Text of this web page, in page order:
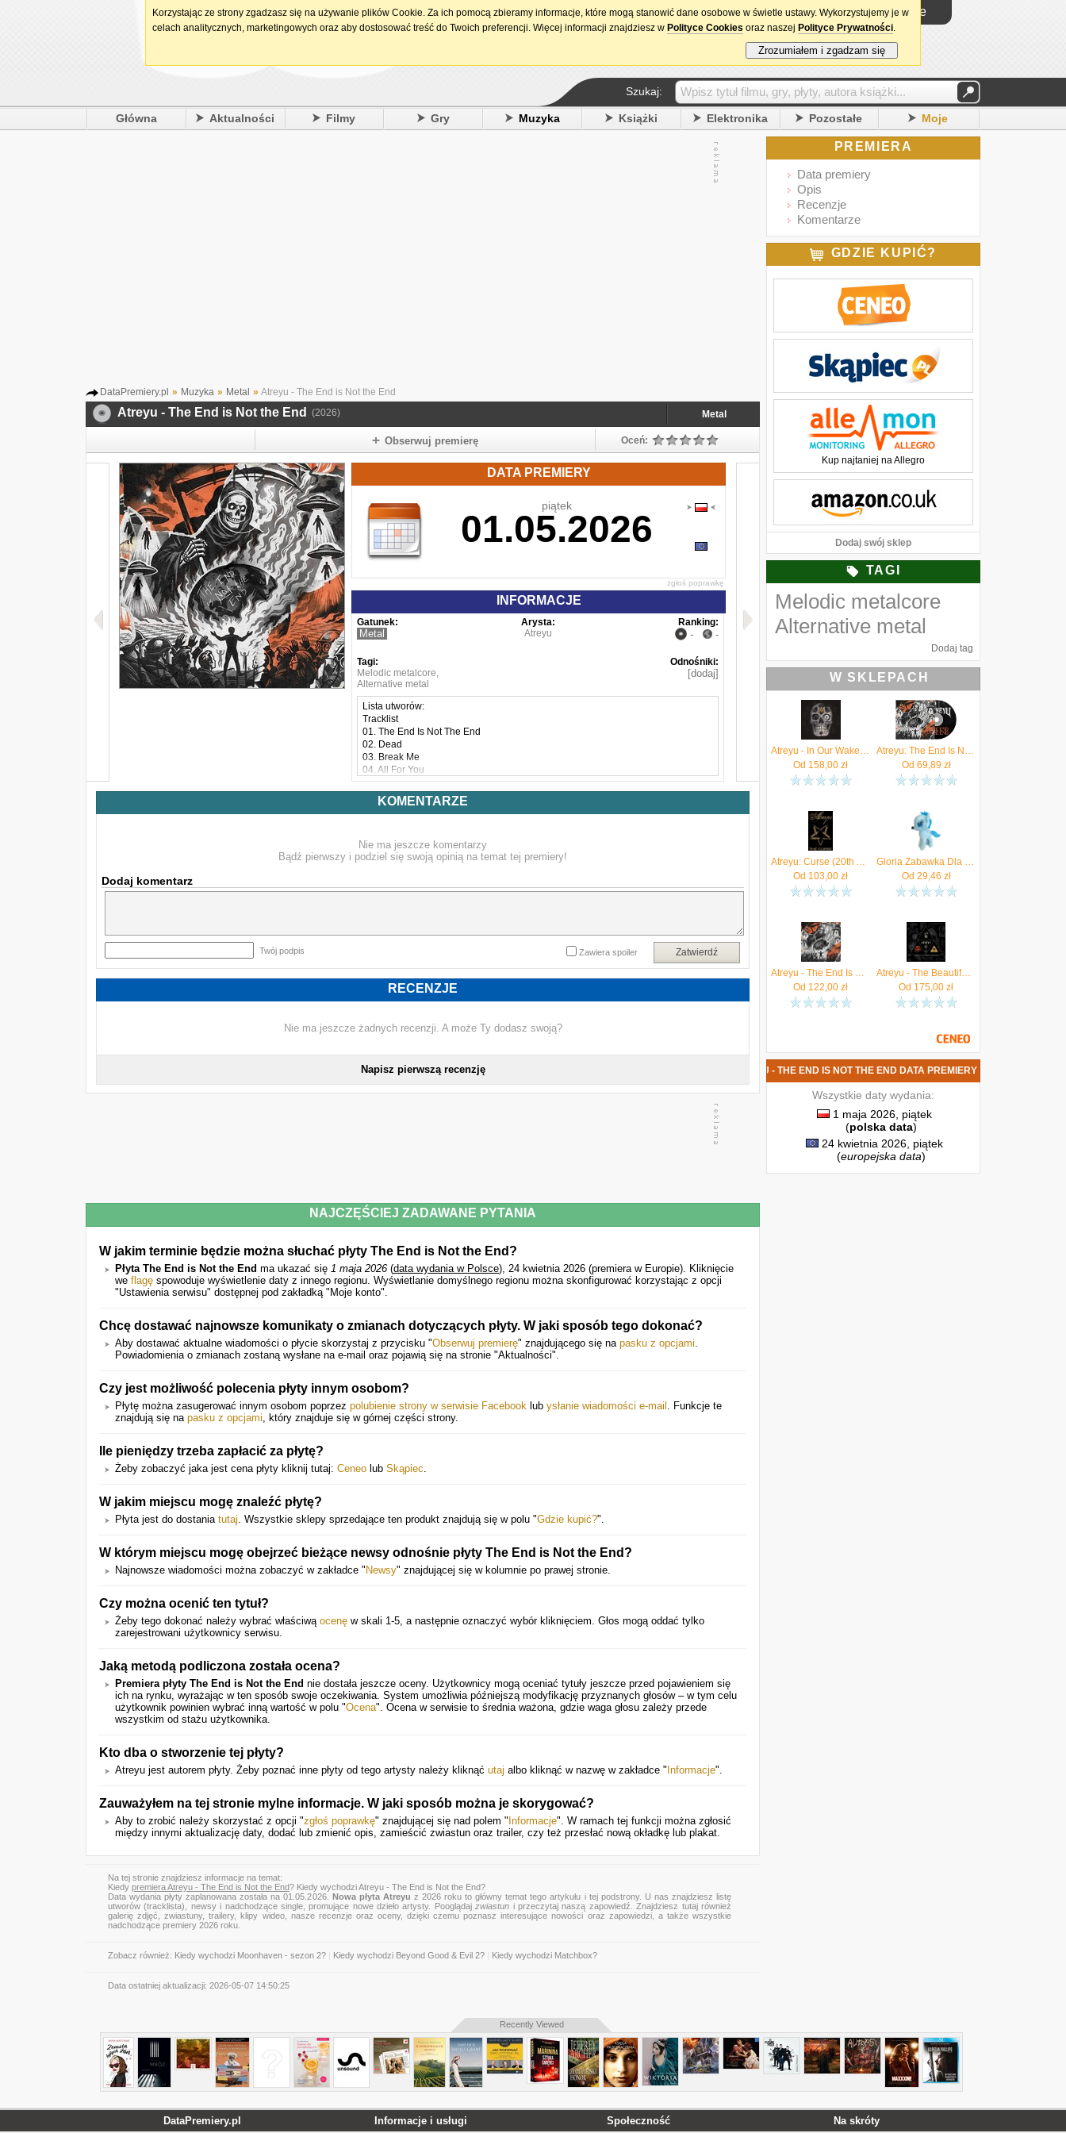
15. urodziny DataPremiery.pl Logowanie
Szukaj:
Główna Aktualności Filmy Gry Muzyka Książki Elektronika Pozostałe Moje
DataPremiery.pl » Muzyka » Metal » Atreyu - The End is Not the End
Atreyu - The End is Not the End (2026) Metal
Obserwuj premierę Oceń:
DATA PREMIERY
piątek
01.05.2026
zgłoś poprawkę
INFORMACJE
Gatunek:
Metal
Arysta:
Atreyu
Ranking:
- -
Tagi:
Melodic metalcore,
Alternative metal
Odnośniki:
[dodaj]
Lista utworów:
Tracklist
01. The End Is Not The End
02. Dead
03. Break Me
04. All For You
05. Ghost In Me
06. Glass Eater
07. Wait My Love, I'll Be Home Soon
10. Children Of Light [feat. Max Cavalera]
11. In The Dark
KOMENTARZE
Nie ma jeszcze komentarzy
Bądź pierwszy i podziel się swoją opinią na temat tej premiery!
Dodaj komentarz
Twój podpis Zatwierdź
Zawiera spoiler
RECENZJE
Nie ma jeszcze żadnych recenzji. A może Ty dodasz swoją?
Napisz pierwszą recenzję
NAJCZĘŚCIEJ ZADAWANE PYTANIA
W jakim terminie będzie można słuchać płyty The End is Not the End?
Płyta The End is Not the End ma ukazać się 1 maja 2026 (data wydania w Polsce), 24 kwietnia 2026 (premiera w Europie). Kliknięcie
we flagę spowoduje wyświetlenie daty z innego regionu. Wyświetlanie domyślnego regionu można skonfigurować korzystając z opcji
"Ustawienia serwisu" dostępnej pod zakładką "Moje konto".
Chcę dostawać najnowsze komunikaty o zmianach dotyczących płyty. W jaki sposób tego dokonać?
Aby dostawać aktualne wiadomości o płycie skorzystaj z przycisku "Obserwuj premierę" znajdującego się na pasku z opcjami.
Powiadomienia o zmianach zostaną wysłane na e-mail oraz pojawią się na stronie "Aktualności".
Czy jest możliwość polecenia płyty innym osobom?
Płytę można zasugerować innym osobom poprzez polubienie strony w serwisie Facebook lub ysłanie wiadomości e-mail . Funkcje te
znajdują się na pasku z opcjami, który znajduje się w górnej części strony.
Ile pieniędzy trzeba zapłacić za płytę?
Żeby zobaczyć jaka jest cena płyty kliknij tutaj: Ceneo lub Skąpiec.
W jakim miejscu mogę znaleźć płytę?
Płyta jest do dostania tutaj. Wszystkie sklepy sprzedające ten produkt znajdują się w polu "Gdzie kupić?".
W którym miejscu mogę obejrzeć bieżące newsy odnośnie płyty The End is Not the End?
Najnowsze wiadomości można zobaczyć w zakładce " Newsy" znajdującej się w kolumnie po prawej stronie.
Czy można ocenić ten tytuł?
Żeby tego dokonać należy wybrać właściwą ocenę w skali 1-5, a następnie oznaczyć wybór kliknięciem. Głos mogą oddać tylko
zarejestrowani użytkownicy serwisu.
Jaką metodą podliczona została ocena?
Premiera płyty The End is Not the End nie dostała jeszcze oceny. Użytkownicy mogą oceniać tytuły jeszcze przed pojawieniem się
ich na rynku, wyrażając w ten sposób swoje oczekiwania. System umożliwia późniejszą modyfikację przyznanych głosów – w tym celu
użytkownik powinien wybrać inną wartość w polu "Ocena". Ocena w serwisie to średnia ważona, gdzie waga głosu zależy przede
wszystkim od stażu użytkownika.
Kto dba o stworzenie tej płyty?
Atreyu jest autorem płyty. Żeby poznać inne płyty od tego artysty należy kliknąć utaj albo kliknąć w nazwę w zakładce " Informacje".
Zauważyłem na tej stronie mylne informacje. W jaki sposób można je skorygować?
Aby to zrobić należy skorzystać z opcji "zgłoś poprawkę" znajdującej się nad polem " Informacje". W ramach tej funkcji można zgłosić
między innymi aktualizację daty, dodać lub zmienić opis, zamieścić zwiastun oraz trailer, czy też przesłać nową okładkę lub plakat.
Na tej stronie znajdziesz informacje na temat:
Kiedy premiera Atreyu - The End is Not the End? Kiedy wychodzi Atreyu - The End is Not the End?
Data wydania płyty zaplanowana została na 01.05.2026. Nowa płyta Atreyu z 2026 roku to główny temat tego artykułu i tej podstrony. U nas znajdziesz listę
utworów (tracklista), newsy i nadchodzące single, promujące nowe dzieło artysty. Pooglądajzwiastun i przeczytaj naszą zapowiedź. Znajdziesz tutaj również
galerię zdjęć, zwiastuny, trailery, klipy wideo, nasze recenzje oraz oceny, dzięki czemu poznasz interesujące nowości oraz zapowiedzi, a także wszystkie
nadchodzące premiery 2026 roku.
Zobacz również: Kiedy wychodzi Moonhaven - sezon 2? Kiedy wychodzi Beyond Good & Evil 2? Kiedy wychodzi Matchbox?
Data ostatniej aktualizacji: 2026-05-07 14:50:25
PREMIERA
Data premiery
Opis
Recenzje
Komentarze
GDZIE KUPIĆ?
Kup najtaniej na Allegro
Dodaj swój sklep
TAGI
Melodic metalcore
Alternative metal
Dodaj tag
W SKLEPACH
Atreyu - In Our Wake (Winyl)
Od 158,00 zł
Atreyu: The End Is Not The End (CD)
Od 69,89 zł
Atreyu: Curse (20th Anniversary) [Winyl]
Od 103,00 zł
Gloria Zabawka Dla Psów Atreyu Pegaso Niebieski (S6101013)
Od 29,46 zł
Atreyu - The End Is Not The End (Orange) (Winyl)
Od 122,00 zł
Atreyu - The Beautiful Dark Of Life (Colored) (2xWinyl)
Od 175,00 zł
NOWA PŁYTA ATREYU - THE END IS NOT THE END DATA PREMIERY
Wszystkie daty wydania:
1 maja 2026, piątek
(polska data)
24 kwietnia 2026, piątek
(europejska data)
Recently Viewed
DataPremiery.pl Informacje i usługi Społeczność Na skróty
Korzystając ze strony zgadzasz się na używanie plików Cookie. Za ich pomocą zbieramy informacje, które mogą stanowić dane osobowe w świetle ustawy. Wykorzystujemy je w
celach analitycznych, marketingowych oraz aby dostosować treść do Twoich preferencji. Więcej informacji znajdziesz w Polityce Cookies oraz naszej Polityce Prywatności.
Zrozumiałem i zgadzam się